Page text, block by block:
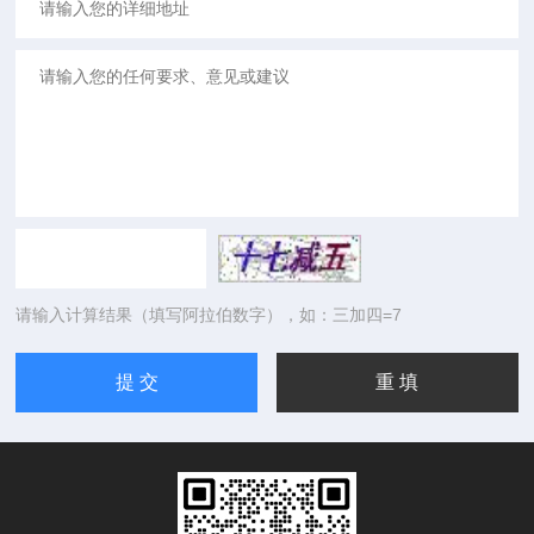
请输入计算结果（填写阿拉伯数字），如：三加四=7